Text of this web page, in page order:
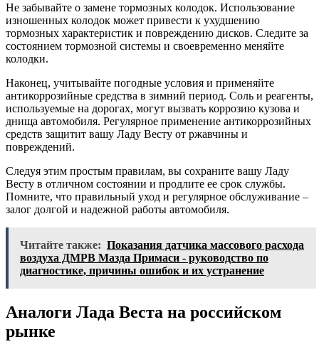
Не забывайте о замене тормозных колодок. Использование
изношенных колодок может привести к ухудшению
тормозных характеристик и повреждению дисков. Следите за
состоянием тормозной системы и своевременно меняйте
колодки.
Наконец, учитывайте погодные условия и применяйте
антикоррозийные средства в зимний период. Соль и реагенты,
используемые на дорогах, могут вызвать коррозию кузова и
днища автомобиля. Регулярное применение антикоррозийных
средств защитит вашу Ладу Весту от ржавчины и
повреждений.
Следуя этим простым правилам, вы сохраните вашу Ладу
Весту в отличном состоянии и продлите ее срок службы.
Помните, что правильный уход и регулярное обслуживание –
залог долгой и надежной работы автомобиля.
Читайте также: Показания датчика массового расхода
воздуха ДМРВ Мазда Примаси - руководство по
диагностике, причины ошибок и их устранение
Аналоги Лада Веста на российском
рынке